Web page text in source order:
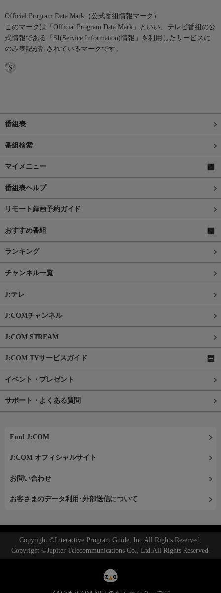
Official Program Data Mark（公式番組情報マーク）
このマークは「Official Program Data Mark」といい、テレビ番組の公
式情報である「SI(Service Information)情報」を利用したサービスに
のみ表記が許されているマークです。
番組表
番組検索
マイメニュー
番組表ヘルプ
リモート録画予約ガイド
おすすめ番組
ランキング
チャンネル一覧
J:テレ
J:COMチャンネル
J:COM STREAM
J:COM TVサービスガイド
イベント・プレゼント
サポート・よくある質問
Fun! J:COM
J:COM オフィシャルサイト
お問い合わせ
お客さまのデータ利用･外部送信について
Copyright ©Interactive Program Guide, Inc.All Rights Reserved.
Copyright ©Jupiter Telecommunications Co., Ltd.All Rights Reserved.